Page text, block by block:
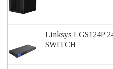
Linksys LGS124P
SWITCH